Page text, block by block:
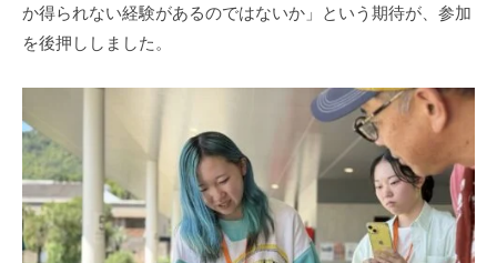
か得られない経験があるのではないか」という期待が、参加
を後押ししました。